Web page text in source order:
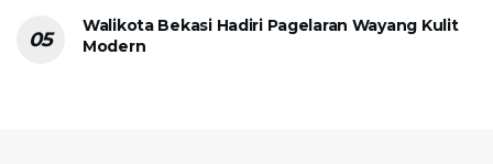
Walikota Bekasi Hadiri Pagelaran Wayang Kulit
Modern